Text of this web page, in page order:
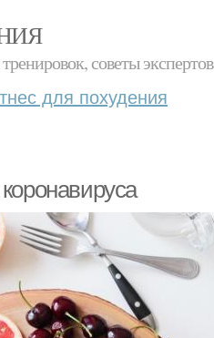
советы экспертов
для похудения